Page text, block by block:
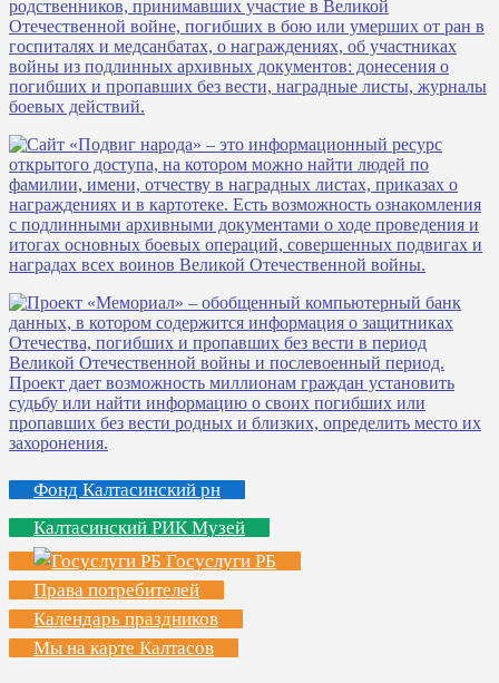
Фонд Калтасинский рн
Калтасинский РИК Музей
Госуслуги РБ
Права потребителей
Календарь праздников
Мы на карте Калтасов